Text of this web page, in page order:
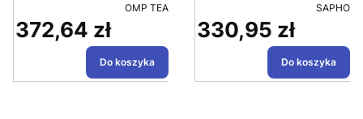
PRODUCENT
OMP TEA
Cena
372,64 zł
Do koszyka
SAPHO
Cena
330,95 zł
Do koszyka